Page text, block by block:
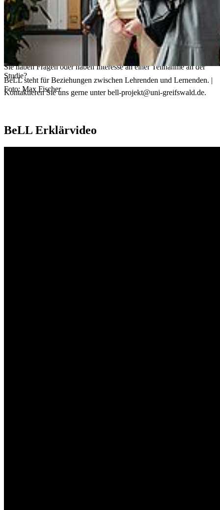
BeLL steht für Beziehungen zwischen Lehrenden und Lernenden. |
Foto: Max Fischer
Auf dieser Homepage möchten wir Ihnen einen Überblick über
unser Projekt geben.
Kontakt
Sie haben Fragen oder haben Interesse an einer Teilnahme an der
Studie?
Kontaktieren Sie uns gerne unter bell-projekt@uni-greifswald.de.
BeLL Erklärvideo